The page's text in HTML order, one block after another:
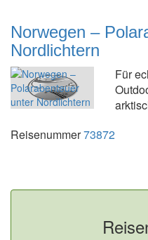
Norwegen –
Nordlichtern
Für
Reisenummer73872